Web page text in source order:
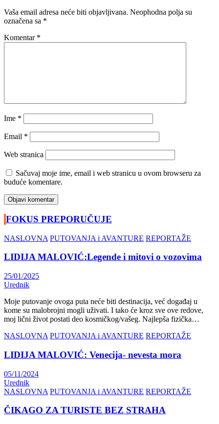
Vaša email adresa neće biti objavljivana. Neophodna polja su
označena sa *
Komentar *
Ime *
Email *
Web stranica
Sačuvaj moje ime, email i web stranicu u ovom browseru za
buduće komentare.
FOKUS PREPORUČUJE
NASLOVNA PUTOVANJA i AVANTURE REPORTAŽE
LIDIJA MALOVIĆ:Legende i mitovi o vozovima
25/01/2025
Urednik
Moje putovanje ovoga puta neće biti destinacija, već događaj u
kome su malobrojni mogli uživati. I tako će kroz sve ove redove,
moj lični život postati deo kosmičkog/vašeg. Najlepša fizička…
NASLOVNA PUTOVANJA i AVANTURE REPORTAŽE
LIDIJA MALOVIĆ: Venecija- nevesta mora
05/11/2024
Urednik
NASLOVNA PUTOVANJA i AVANTURE REPORTAŽE
ČIKAGO ZA TURISTE BEZ STRAHA